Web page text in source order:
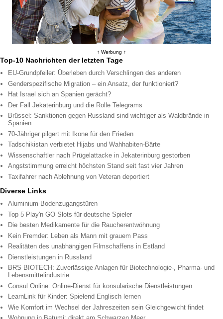
↑ Werbung ↑
Top-10 Nachrichten der letzten Tage
EU-Grundpfeiler: Überleben durch Verschlingen des anderen
Genderspezifische Migration – ein Ansatz, der funktioniert?
Hat Israel sich an Spanien gerächt?
Der Fall Jekaterinburg und die Rolle Telegrams
Brüssel: Sanktionen gegen Russland sind wichtiger als Waldbrände in
Spanien
70-Jähriger pilgert mit Ikone für den Frieden
Tadschikistan verbietet Hijabs und Wahhabiten-Bärte
Wissenschaftler nach Prügelattacke in Jekaterinburg gestorben
Angststimmung erreicht höchsten Stand seit fast vier Jahren
Taxifahrer nach Ablehnung von Veteran deportiert
Diverse Links
Aluminium-Bodenzugangstüren
Top 5 Play'n GO Slots für deutsche Spieler
Die besten Medikamente für die Raucherentwöhnung
Kein Fremder: Leben als Mann mit grauem Pass
Realitäten des unabhängigen Filmschaffens in Estland
Dienstleistungen in Russland
BRS BIOTECH: Zuverlässige Anlagen für Biotechnologie-, Pharma- und
Lebensmittelindustrie
Consul Online: Online-Dienst für konsularische Dienstleistungen
LearnLink für Kinder: Spielend Englisch lernen
Wie Komfort im Wechsel der Jahreszeiten sein Gleichgewicht findet